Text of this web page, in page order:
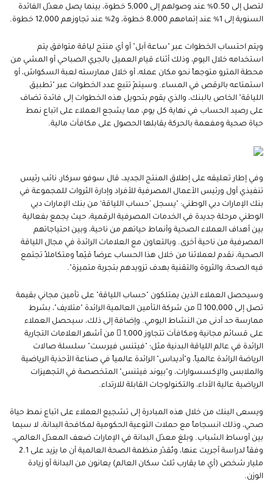
لتصل إلى 0.50% عند وصولهم إلى 5,000 خطوة، بينما يصل معدّل الفائدة
السنوية إلى 1% عند إتمامهم 8,000 خطوة، و2% عند تجاوزهم 12,000 خطوة.
ويتم احتساب الخطوات عبر "ساعة آبل" أو أي منتج لياقة متوافق يتم
استخدامه خلال اليوم، وذلك أثناء قيام العميل بالجري الصباحي أو المشي من
محطة المترو متوجهاً نحو مكان عمله، أو خلال ممارسته لعبة السكواش، أو
استمتاعه بالرقص في المساء. وسيتمّ تتبع عدد الخطوات عبر "تطبيق
اللياقة" الخاص بالبنك، والذي يقوم بتحويل هذه الخطوات إلى فائدة تضاف
على رصيد الحساب في نهاية كل يوم، مما يشجع العملاء على اتباع نمط
حياة صحية ومفعمة بالحركة يقابلها الحصول على مكافآت مالية.
وفي إطار تعليقه على إطلاق المنتج الجديد، قال سوفو سركار، نائب رئيس
تنفيذي أول ورئيس الأعمال المصرفية للأفراد وإدارة الثروات للمجموعة في
بنك الإمارات دبي الوطني: "يسجل ’حساب اللياقة‘ من بنك الإمارات دبي
الوطني مرحلة جديدة في الخدمات المصرفية الرقمية، حيث يجمع بفعالية
بين أهداف العملاء الصحية وأنماط حياتهم من ناحية، وبين احتياجاتهم
المصرفية من ناحية أخرى. وبالتعاون مع العلامات الرائدة في مجال اللياقة
الصحية، نقدم لعملائنا من خلال هذا الحساب عرضاً قيّماً ومتكاملاً تجتمع
فيه الصحة، والثروة والتقنية بهدف تزويدهم بتجربة متميزة".
وسيحصل العملاء الذين يمتلكون "حساب اللياقة" على تأمين مجاني بقيمة
تصل إلى 100,000  من شركة التأمين العالمية الرائدة "متلايف"، بشرط
ممارسة حد أدنى من النشاط اليومي. وإضافة إلى ذلك، سيحصل العملاء
على قسائم مجانية ومكافآت تتجاوز 1,000  من أشهر العلامات التجارية
الرائدة في عالم اللياقة البدنية مثل؛ "فيتنس فيرست" سلسلة صالات
الرياضة الرائدة عالمياً، و"أديداس" الرائدة عالمياً في صناعة الأحذية الرياضية
والملابس والإكسسوارات، و"بيوند فيتنس" المتخصصة في التجهيزات
الرياضية عالية الأداء، والتكنولوجات القابلة للارتداء.
ويسعى البنك من خلال هذه المبادرة إلى تشجيع العملاء على اتباع نمط حياة
صحي، وذلك انسجاماً مع حملات التوعية الحكومية لمكافحة البدانة، لا سيما
بين أوساط الشباب. وبلغ معدّل البدانة في الإمارات ضعف المعدّل العالمي،
وفقاً لدراسة أجريت عنها، وتُقدّر منظمة الصحة العالمية أن ما يزيد على 2.1
مليار شخص (أي ما يقارب ثلث سكان العالم) يعانون من البدانة أو زيادة
الوزن.